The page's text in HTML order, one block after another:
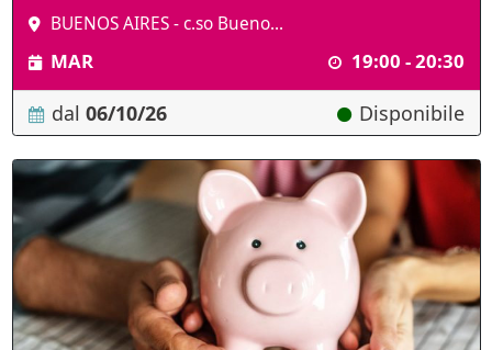
BUENOS AIRES - c.so Bueno...
MAR 19:00 - 20:30
dal 06/10/26 Disponibile